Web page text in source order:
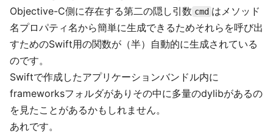
Objective-C側に存在する第二の隠し引数 cmd はメソッド
名プロパティ名から簡単に生成できるためそれらを呼び出
すためのSwift用の関数が（半）自動的に生成されている
のです。
Swiftで作成したアプリケーションバンドル内に
frameworksフォルダがありその中に多量のdylibがあるの
を見たことがあるかもしれません。
あれです。